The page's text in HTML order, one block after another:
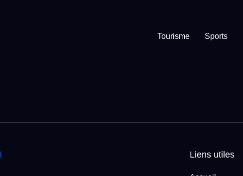
Tourisme Sports
Liens utiles